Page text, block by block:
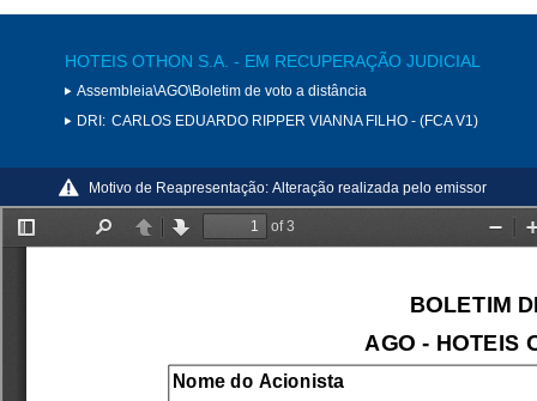
HOTEIS OTHON S.A. - EM RECUPERAÇÃO JUDICIAL
Assembleia\AGO\Boletim de voto a distância
DRI: CARLOS EDUARDO RIPPER VIANNA FILHO - (FCA V1)
Motivo de Reapresentação: Alteração realizada pelo emissor